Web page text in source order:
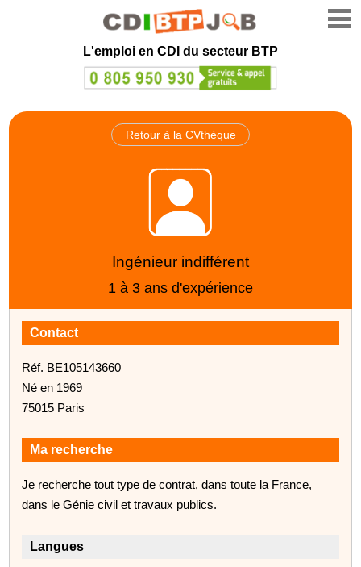
L'emploi en CDI du secteur BTP
Retour à la CVthèque
Ingénieur indifférent
1 à 3 ans d'expérience
Contact
Réf. BE105143660
Né en 1969
75015 Paris
Ma recherche
Je recherche tout type de contrat, dans toute la France,
dans le Génie civil et travaux publics.
Langues